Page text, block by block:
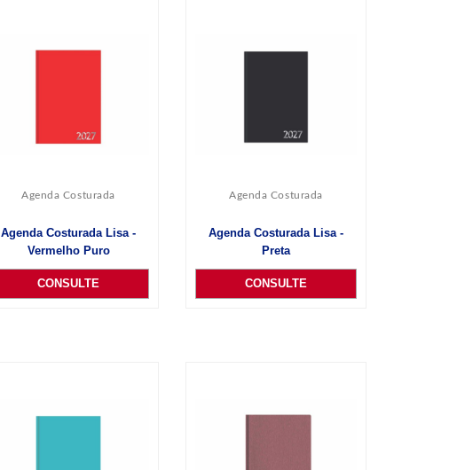
Agenda Costurada
Agenda Costurada Lisa -
Vermelho Puro
CONSULTE
Agenda Costurada
Agenda Costurada Lisa -
Preta
CONSULTE